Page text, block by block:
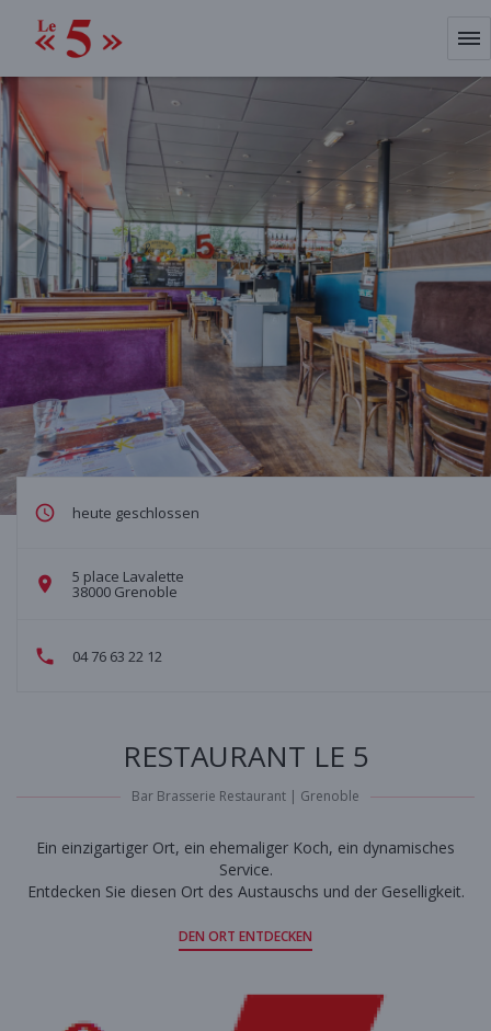
heute geschlossen
5 place Lavalette
38000 Grenoble
04 76 63 22 12
RESTAURANT LE 5
Bar Brasserie Restaurant | Grenoble
Ein einzigartiger Ort, ein ehemaliger Koch, ein dynamisches
Service.
Entdecken Sie diesen Ort des Austauschs und der Geselligkeit.
DEN ORT ENTDECKEN